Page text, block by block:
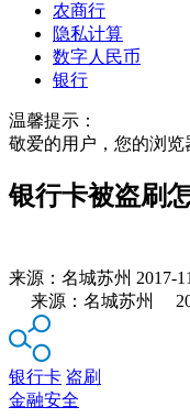
农商行
隐私计算
数字人民币
银行
温馨提示：
敬爱的用户，您的浏览
银行卡被盗刷
来源： 名城苏州 2017-
来源：名城苏州
银行卡 盗刷
金融安全